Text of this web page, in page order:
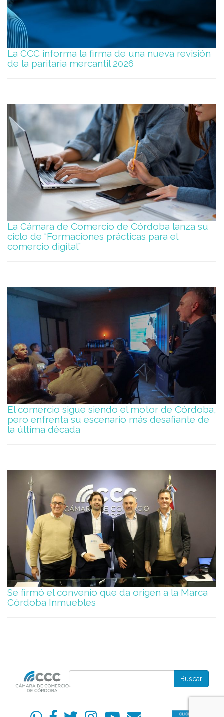
La CCC informa la firma de una nueva revisión
de la paritaria mercantil 2026
La Cámara de Comercio de Córdoba lanza su
ciclo de “Formaciones prácticas para el
comercio digital”
El comercio sigue siendo el motor de Córdoba,
pero enfrenta su escenario más desafiante de
la última década
Se firmó el convenio que da origen a la Marca
Córdoba Inmuebles